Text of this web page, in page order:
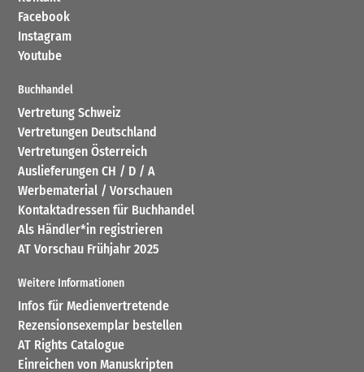
Facebook
Instagram
Youtube
Buchhandel
Vertretung Schweiz
Vertretungen Deutschland
Vertretungen Österreich
Auslieferungen CH / D / A
Werbematerial / Vorschauen
Kontaktadressen für Buchhandel
Als Händler*in registrieren
AT Vorschau Frühjahr 2025
Weitere Informationen
Infos für Medienvertretende
Rezensionsexemplar bestellen
AT Rights Catalogue
Einreichen von Manuskripten